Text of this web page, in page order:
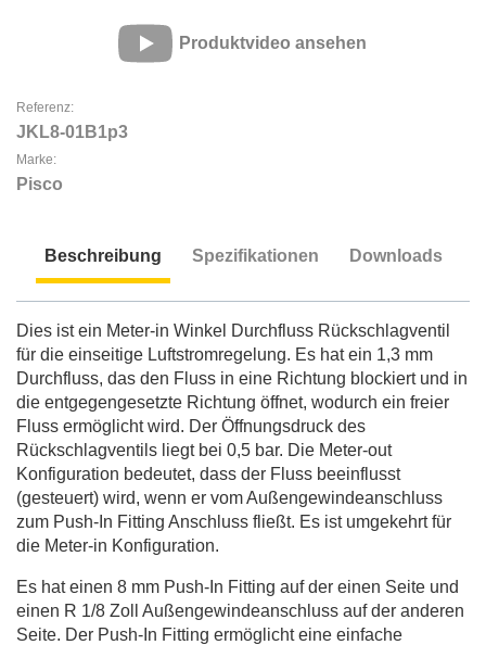
Produktvideo ansehen
Referenz:
JKL8-01B1p3
Marke:
Pisco
Beschreibung Spezifikationen Downloads
Dies ist ein Meter-in Winkel Durchfluss Rückschlagventil
für die einseitige Luftstromregelung. Es hat ein 1,3 mm
Durchfluss, das den Fluss in eine Richtung blockiert und in
die entgegengesetzte Richtung öffnet, wodurch ein freier
Fluss ermöglicht wird. Der Öffnungsdruck des
Rückschlagventils liegt bei 0,5 bar. Die Meter-out
Konfiguration bedeutet, dass der Fluss beeinflusst
(gesteuert) wird, wenn er vom Außengewindeanschluss
zum Push-In Fitting Anschluss fließt. Es ist umgekehrt für
die Meter-in Konfiguration.
Es hat einen 8 mm Push-In Fitting auf der einen Seite und
einen R 1/8 Zoll Außengewindeanschluss auf der anderen
Seite. Der Push-In Fitting ermöglicht eine einfache